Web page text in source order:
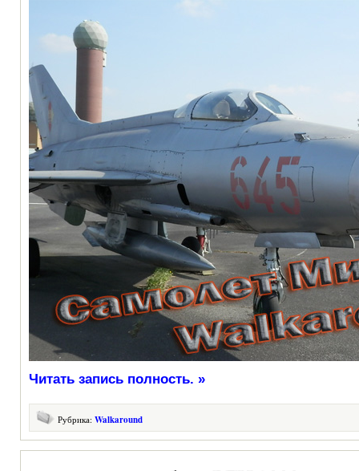
Читать запись полность. »
Рубрика: Walkaround